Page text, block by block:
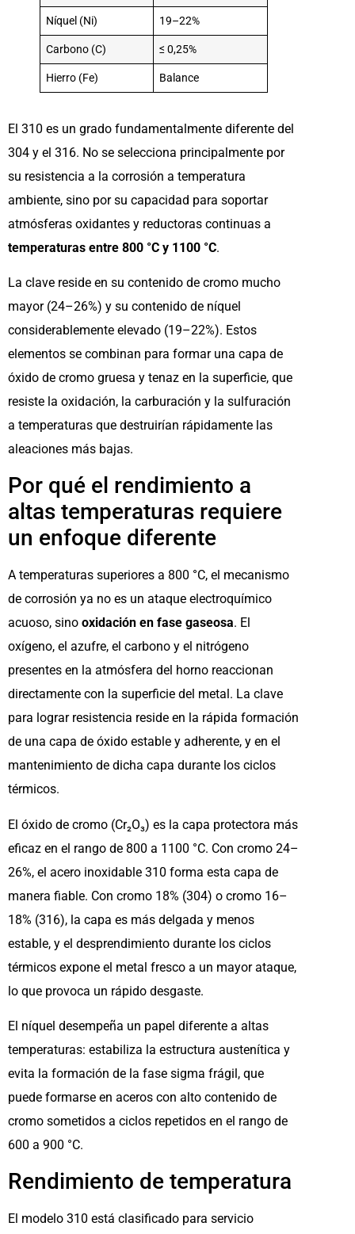
Níquel (Ni) 19–22%
Carbono (C) ≤ 0,25%
Hierro (Fe) Balance
El 310 es un grado fundamentalmente diferente del
304 y el 316. No se selecciona principalmente por
su resistencia a la corrosión a temperatura
ambiente, sino por su capacidad para soportar
atmósferas oxidantes y reductoras continuas a
temperaturas entre 800 °C y 1100 °C.
La clave reside en su contenido de cromo mucho
mayor (24–26%) y su contenido de níquel
considerablemente elevado (19–22%). Estos
elementos se combinan para formar una capa de
óxido de cromo gruesa y tenaz en la superficie, que
resiste la oxidación, la carburación y la sulfuración
a temperaturas que destruirían rápidamente las
aleaciones más bajas.
Por qué el rendimiento a
altas temperaturas requiere
un enfoque diferente
A temperaturas superiores a 800 °C, el mecanismo
de corrosión ya no es un ataque electroquímico
acuoso, sino oxidación en fase gaseosa. El
oxígeno, el azufre, el carbono y el nitrógeno
presentes en la atmósfera del horno reaccionan
directamente con la superficie del metal. La clave
para lograr resistencia reside en la rápida formación
de una capa de óxido estable y adherente, y en el
mantenimiento de dicha capa durante los ciclos
térmicos.
El óxido de cromo (Cr₂O₃) es la capa protectora más
eficaz en el rango de 800 a 1100 °C. Con cromo 24–
26%, el acero inoxidable 310 forma esta capa de
manera fiable. Con cromo 18% (304) o cromo 16–
18% (316), la capa es más delgada y menos
estable, y el desprendimiento durante los ciclos
térmicos expone el metal fresco a un mayor ataque,
lo que provoca un rápido desgaste.
El níquel desempeña un papel diferente a altas
temperaturas: estabiliza la estructura austenítica y
evita la formación de la fase sigma frágil, que
puede formarse en aceros con alto contenido de
cromo sometidos a ciclos repetidos en el rango de
600 a 900 °C.
Rendimiento de temperatura
El modelo 310 está clasificado para servicio